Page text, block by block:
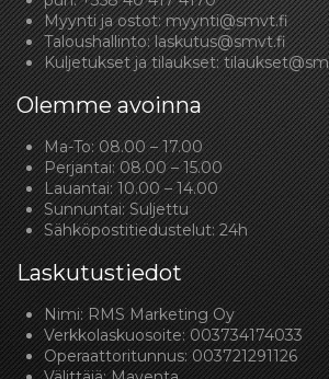
Myynti ja ostot:myynti@smvt.fi
Taloushallinto:laskutus@smvt.fi
Kuljetukset ja tilaukset:
Olemme avoinna
Ma-To: 08.00 – 17.00
Perjantai: 08.00 – 15.00
Lauantai: 10.00 – 14.00
Sunnuntai: Suljettu
Sähköpostitiedustelut: 24h
Laskutustiedot
Nimi: RMS Marketing Oy
Verkkolaskuosoite: 003734174033
Operaattoritunnus: 003721291126